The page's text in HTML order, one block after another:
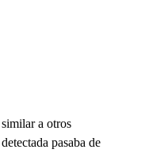
a otros
pasaba de